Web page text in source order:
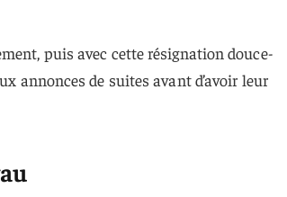
puis avec cette résignation douce-
annonces de suites avant d’avoir leur